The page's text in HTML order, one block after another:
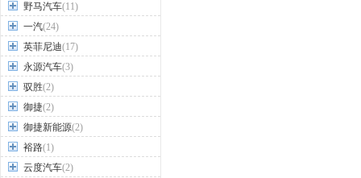
野马汽车(11)
一汽(24)
英菲尼迪(17)
永源汽车(3)
驭胜(2)
御捷(2)
御捷新能源(2)
裕路(1)
云度汽车(2)